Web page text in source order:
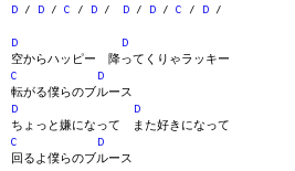
D / D / C / D / D / D / C / D /
D
D
空からハッピー 降ってくりゃラッキー
C
D
転がる僕らのブルース
D
D
ちょっと嫌になって また好きになって
C
D
回るよ僕らのブルース